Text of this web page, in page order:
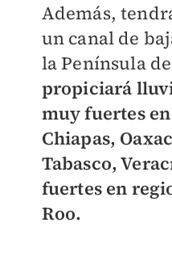
Además,
un canal de
la Península
propiciará
muy fuertes
Chiapas,
Tabasco,
fuertes en
Roo.